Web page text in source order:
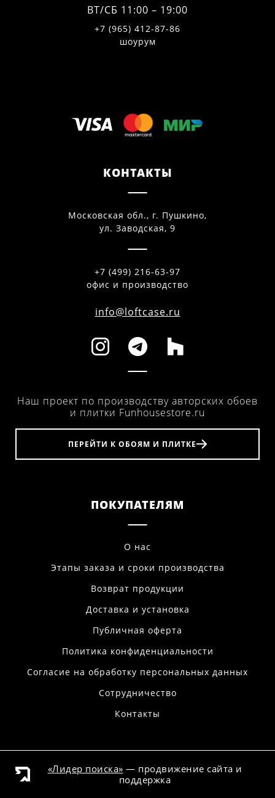
ВТ/СБ 11:00 – 19:00
+7 (965) 412-87-86
шоурум
КОНТАКТЫ
Московская обл., г. Пушкино,
ул. Заводская, 9
+7 (499) 216-63-97
офис и производство
info@loftcase.ru
Наш проект по производству авторских обоев
и плитки Funhousestore.ru
ПЕРЕЙТИ К ОБОЯМ И ПЛИТКЕ
ПОКУПАТЕЛЯМ
О нас
Этапы заказа и сроки производства
Возврат продукции
Доставка и установка
Публичная оферта
Политика конфиденциальности
Согласие на обработку персональных данных
Сотрудничество
Контакты
«Лидер поиска» — продвижение сайта и
поддержка